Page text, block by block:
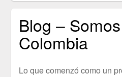
Blog –
Colombia
Lo que comenzó como un